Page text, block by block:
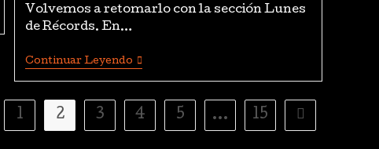
Volvemos a retomarlo con la sección Lunes
de Récords. En…
Continuar Leyendo
1 2 3 4 5 … 15